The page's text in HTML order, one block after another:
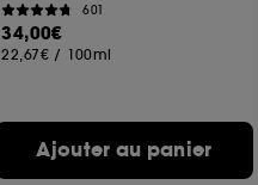
601
34,00€
22,67€ / 100ml
Ajouter au panier